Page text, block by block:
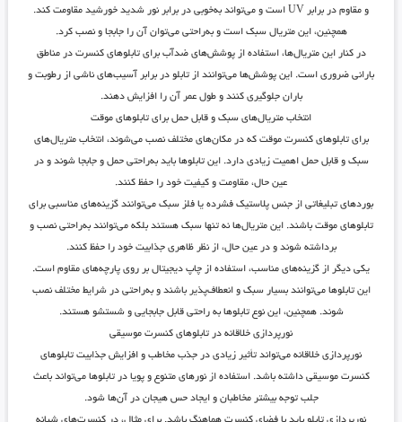
و مقاوم در برابر UV است و می‌تواند به‌خوبی در برابر نور شدید خورشید مقاومت کند.
همچنین، این متریال سبک است و به‌راحتی می‌توان آن را جابجا و نصب کرد.
در کنار این متریال‌ها، استفاده از پوشش‌های ضدآب برای تابلوهای کنسرت در مناطق
بارانی ضروری است. این پوشش‌ها می‌توانند از تابلو در برابر آسیب‌های ناشی از رطوبت و
باران جلوگیری کنند و طول عمر آن را افزایش دهند.
انتخاب متریال‌های سبک و قابل حمل برای تابلوهای موقت
برای تابلوهای کنسرت موقت که در مکان‌های مختلف نصب می‌شوند، انتخاب متریال‌های
سبک و قابل حمل اهمیت زیادی دارد. این تابلوها باید به‌راحتی حمل و جابجا شوند و در
عین حال، مقاومت و کیفیت خود را حفظ کنند.
بوردهای تبلیغاتی از جنس پلاستیک فشرده یا فلز سبک می‌توانند گزینه‌های مناسبی برای
تابلوهای موقت باشند. این متریال‌ها نه تنها سبک هستند بلکه می‌توانند به‌راحتی نصب و
برداشته شوند و در عین حال، از نظر ظاهری جذابیت خود را حفظ کنند.
یکی دیگر از گزینه‌های مناسب، استفاده از چاپ دیجیتال بر روی پارچه‌های مقاوم است.
این تابلوها می‌توانند بسیار سبک و انعطاف‌پذیر باشند و به‌راحتی در شرایط مختلف نصب
شوند. همچنین، این نوع تابلوها به راحتی قابل جابجایی و شستشو هستند.
نورپردازی خلاقانه در تابلوهای کنسرت موسیقی
نورپردازی خلاقانه می‌تواند تأثیر زیادی در جذب مخاطب و افزایش جذابیت تابلوهای
کنسرت موسیقی داشته باشد. استفاده از نورهای متنوع و پویا در تابلوها می‌تواند باعث
جلب توجه بیشتر مخاطبان و ایجاد حس هیجان در آن‌ها شود.